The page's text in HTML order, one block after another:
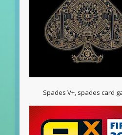
Spades V+, spades card